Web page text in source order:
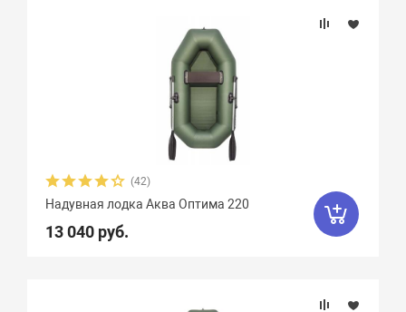
Материал
Крепление сидений
(42)
Надувная лодка Аква Оптима 220
13 040 руб.